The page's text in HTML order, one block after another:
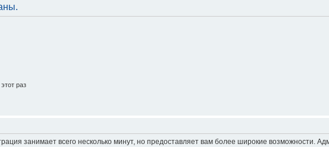
раз
занимает всего несколько минут, но предоставляет вам более широкие возможности.